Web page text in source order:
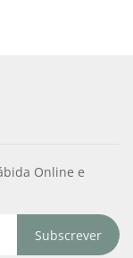
Online e
Subscrever